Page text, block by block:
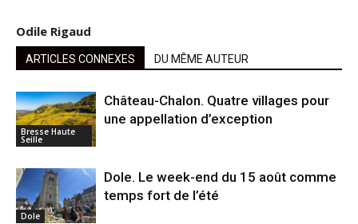
Odile Rigaud
ARTICLES CONNEXES DU MÊME AUTEUR
Bresse Haute
Seille
Château-Chalon. Quatre villages pour
une appellation d’exception
Dole
Dole. Le week-end du 15 août comme
temps fort de l’été